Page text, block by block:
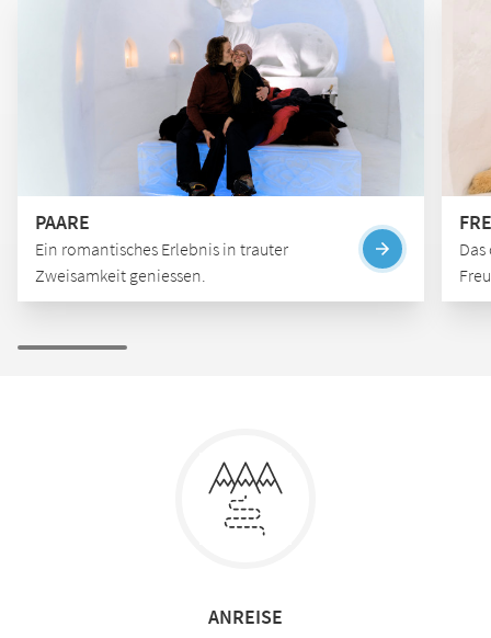
PAARE
Ein romantisches Erlebnis in trauter
Zweisamkeit geniessen.
ANREISE